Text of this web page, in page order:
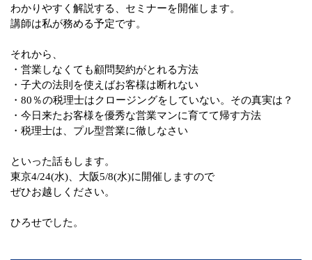
わかりやすく解説する、セミナーを開催します。
講師は私が務める予定です。
それから、
・営業しなくても顧問契約がとれる方法
・子犬の法則を使えばお客様は断れない
・80％の税理士はクロージングをしていない。その真実は？
・今日来たお客様を優秀な営業マンに育てて帰す方法
・税理士は、プル型営業に徹しなさい
といった話もします。
東京4/24(水)、大阪5/8(水)に開催しますので
ぜひお越しください。
ひろせでした。